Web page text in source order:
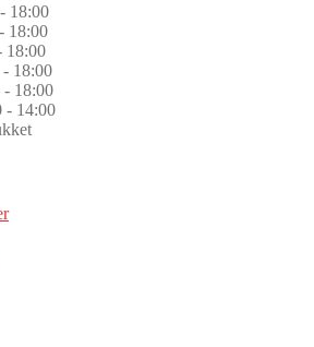
18:00
18:00
18:00
- 18:00
- 18:00
- 14:00